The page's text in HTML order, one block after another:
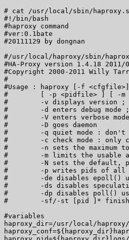
# cat /usr/local/sbin/
#!/bin/bash
#haproxy command
#ver:0.1bate
#20111129 by dongnan
#/usr/local/haproxy/sbin/
#HA-Proxy version 1.4.18 2011/
#Copyright 2000-2011 Willy
#
#Usage : haproxy [-f
#        [ -p <pidfile> ] [ -m
#        -v displays version ; -
#        -d enters debug mode ;
#        -V enters verbose
#        -D goes daemon
#        -q quiet mode : don't
#        -c check mode : only
#        -n sets the maximum
#        -m limits the usable
#        -N sets the default,
#        -p writes pids of all
#        -de disables epoll()
#        -ds disables
#        -dp disables poll()
#        -sf/-st [pid ]*
#variables
haproxy_dir=/usr/local/